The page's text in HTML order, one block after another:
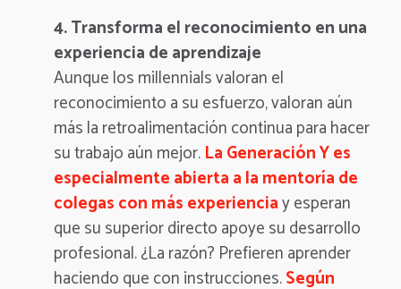
4. Transforma el reconocimiento en una
experiencia de aprendizaje
Aunque los millennials valoran el
reconocimiento a su esfuerzo, valoran aún
más la retroalimentación continua para hacer
su trabajo aún mejor.La Generación Y es
especialmente abierta a la mentoría de
colegas con más experienciay esperan
que su superior directo apoye su desarrollo
profesional. ¿La razón? Prefieren aprender
haciendo que con instrucciones.Según